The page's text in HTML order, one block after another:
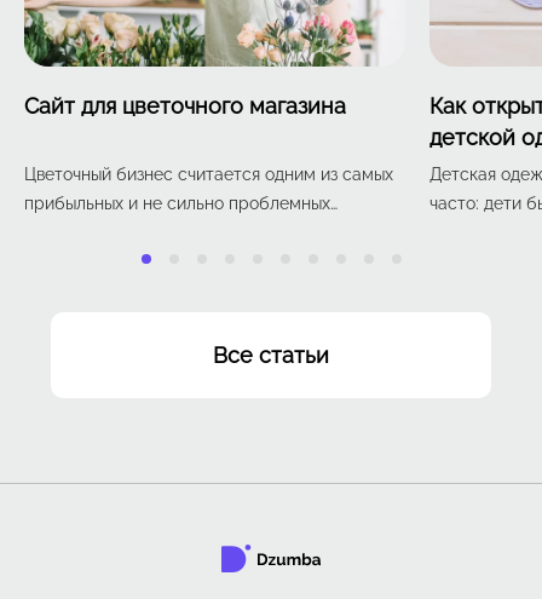
Сайт для цветочного магазина
Цветочный бизнес считается одним из самых
прибыльных и не сильно проблемных
предпринимательской деятельности. Чаще
можно и через интернет. Для уже
Как
детской
Детская
часто: дети
Все статьи